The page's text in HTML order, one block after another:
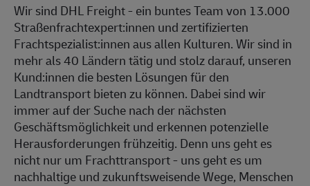
Wir sind DHL Freight - ein buntes Team von 13.000
Straßenfrachtexpert:innen und zertifizierten
Frachtspezialist:innen aus allen Kulturen. Wir sind in
mehr als 40 Ländern tätig und stolz darauf, unseren
Kund:innen die besten Lösungen für den
Landtransport bieten zu können. Dabei sind wir
immer auf der Suche nach der nächsten
Geschäftsmöglichkeit und erkennen potenzielle
Herausforderungen frühzeitig. Denn uns geht es
nicht nur um Frachttransport - uns geht es um
nachhaltige und zukunftsweisende Wege, Menschen